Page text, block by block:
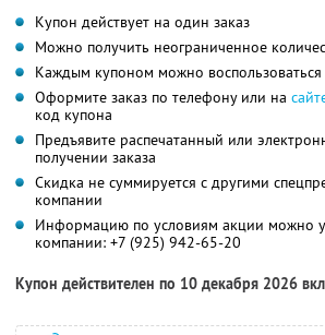
Купон действует на один заказ
Можно получить неограниченное
Каждым купоном можно
Оформите заказ по телефону или на
код купона
Предъявите распечатанный или
получении заказа
Скидка не суммируется с другими
компании
Информацию по условиям акции можно
компании: +7 (925) 942-65-20
Купон действителен по 10 декабря 2026